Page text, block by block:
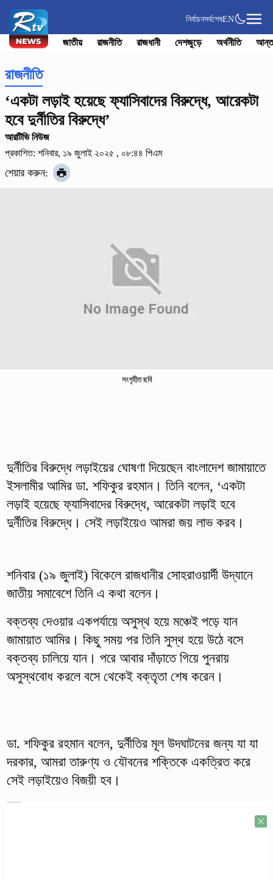
নির্বাচনসর্বশেষEN
জাতীয় রাজনীতি রাজধানী দেশজুড়ে অর্থনীতি
রাজনীতি
‘একটা লড়াই হয়েছে ফ্যাসিবাদের বিরুদ্ধে, আরেকটা
হবে দুর্নীতির বিরুদ্ধে’
আরটিভি নিউজ
প্রকাশিত: শনিবার, ১৯ জুলাই ২০২৫ , ০৮:৪৪ পিএম
শেয়ার করুন:
সংগৃহীত ছবি
দুর্নীতির বিরুদ্ধে লড়াইয়ের ঘোষণা দিয়েছেন বাংলাদেশ জামায়াতে
ইসলামীর আমির ডা. শফিকুর রহমান। তিনি বলেন, ‘একটা
লড়াই হয়েছে ফ্যাসিবাদের বিরুদ্ধে, আরেকটা লড়াই হবে
দুর্নীতির বিরুদ্ধে। সেই লড়াইয়েও আমরা জয় লাভ করব।
শনিবার (১৯ জুলাই) বিকেলে রাজধানীর সোহরাওয়ার্দী উদ্যানে
জাতীয় সমাবেশে তিনি এ কথা বলেন।
বক্তব্য দেওয়ার একপর্যায়ে অসুস্থ হয়ে মঞ্চেই পড়ে যান
জামায়াত আমির। কিছু সময় পর তিনি সুস্থ হয়ে উঠে বসে
বক্তব্য চালিয়ে যান। পরে আবার দাঁড়াতে গিয়ে পুনরায়
অসুস্থবোধ করলে বসে থেকেই বক্তৃতা শেষ করেন।
ডা. শফিকুর রহমান বলেন, দুর্নীতির মূল উদঘাটনের জন্য যা যা
দরকার, আমরা তারুণ্য ও যৌবনের শক্তিকে একত্রিত করে
সেই লড়াইয়েও বিজয়ী হব।